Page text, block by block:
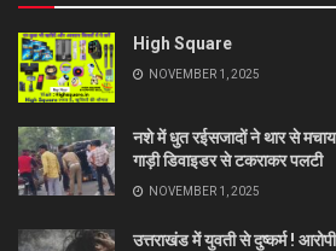
High Square
NOVEMBER 1, 2025
नशे में धुत रईसजादों ने थार से
गाड़ी डिवाइडर से टकराकर पलटी
NOVEMBER 1, 2025
उत्तराखंड में युवती से दुष्कर्म !